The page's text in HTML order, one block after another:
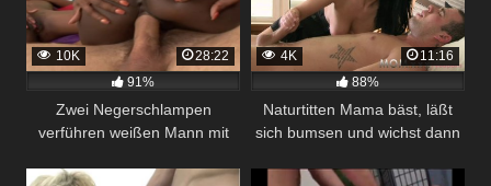
10K
28:22
91%
Zwei Negerschlampen
verführen weißen Mann mit
4K
11:16
88%
Naturtitten Mama bäst, läßt
sich bumsen und wichst dann